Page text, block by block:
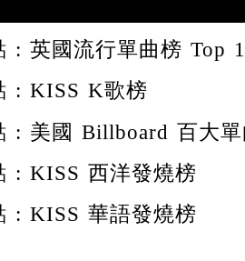
: 英國流行單曲榜 Top
: KISS K歌榜
: 美國 Billboard 百大
: KISS 西洋發燒榜
: KISS 華語發燒榜